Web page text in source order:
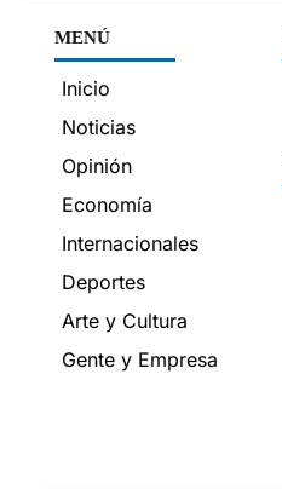
MENÚ
Inicio
Noticias
Opinión
Economía
Internacionales
Deportes
Arte y Cultura
Gente y Empresa